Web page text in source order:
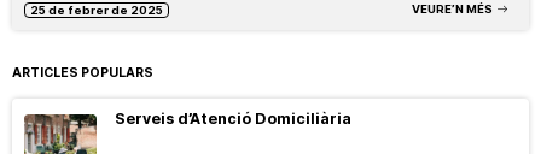
25 de febrer de 2025 VEURE’N MÉS
ARTICLES POPULARS
Serveis d’Atenció Domiciliària